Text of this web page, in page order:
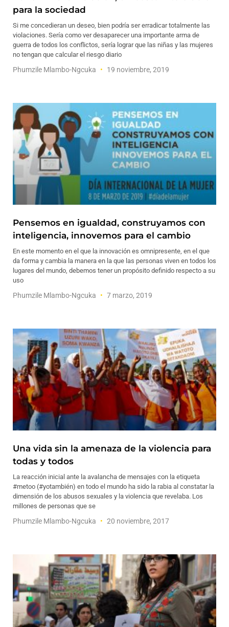
para la sociedad
Si me concedieran un deseo, bien podría ser erradicar totalmente las
violaciones. Sería como ver desaparecer una importante arma de
guerra de todos los conflictos, sería lograr que las niñas y las mujeres
no tengan que calcular el riesgo diario
Phumzile Mlambo-Ngcuka 19 noviembre, 2019
Pensemos en igualdad, construyamos con
inteligencia, innovemos para el cambio
En este momento en el que la innovación es omnipresente, en el que
da forma y cambia la manera en la que las personas viven en todos los
lugares del mundo, debemos tener un propósito definido respecto a su
uso
Phumzile Mlambo-Ngcuka 7 marzo, 2019
Una vida sin la amenaza de la violencia para
todas y todos
La reacción inicial ante la avalancha de mensajes con la etiqueta
#metoo (#yotambién) en todo el mundo ha sido la rabia al constatar la
dimensión de los abusos sexuales y la violencia que revelaba. Los
millones de personas que se
Phumzile Mlambo-Ngcuka 20 noviembre, 2017